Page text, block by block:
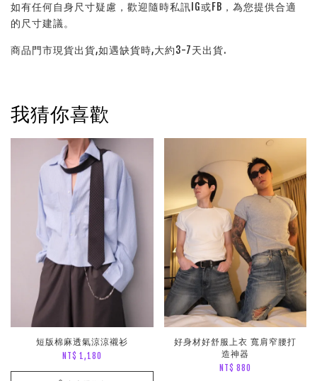
如有任何自身尺寸疑慮，歡迎隨時私訊IG或FB，為您提供合適
的尺寸建議。
商品門市現貨出貨,如遇缺貨時,大約3-7天出貨.
我猜你喜歡
短版棉麻透氣涼涼襯衫
NT$ 1,180
好身材好舒服上衣 寬肩窄腰打
造神器
NT$ 880